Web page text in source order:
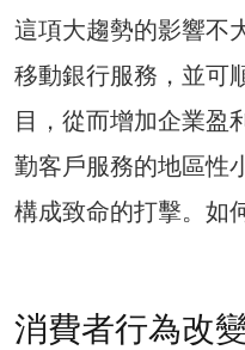
這項大趨勢的影響不
移動銀行服務，並可
目，從而增加企業盈
勤客戶服務的地區性
構成致命的打擊。如
消費者行為改